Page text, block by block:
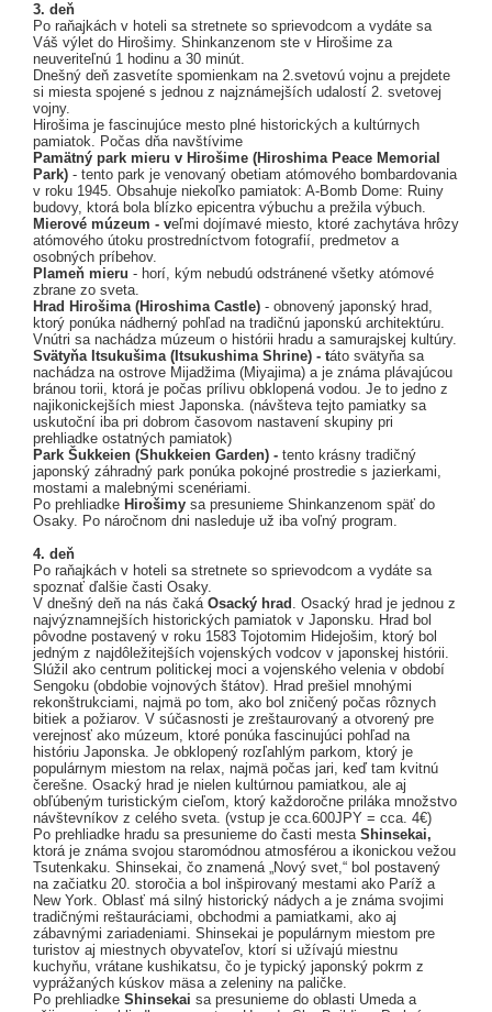
3. deň
Po raňajkách v hoteli sa stretnete so sprievodcom a vydáte sa
Váš výlet do Hirošimy. Shinkanzenom ste v Hirošime za
neuveriteľnú 1 hodinu a 30 minút.
Dnešný deň zasvetíte spomienkam na 2.svetovú vojnu a prejdete
si miesta spojené s jednou z najznámejších udalostí 2. svetovej
vojny.
Hirošima je fascinujúce mesto plné historických a kultúrnych
pamiatok. Počas dňa navštívime
Pamätný park mieru v Hirošime (Hiroshima Peace Memorial
Park) - tento park je venovaný obetiam atómového bombardovania
v roku 1945. Obsahuje niekoľko pamiatok: A-Bomb Dome: Ruiny
budovy, ktorá bola blízko epicentra výbuchu a prežila výbuch.
Mierové múzeum - veľmi dojímavé miesto, ktoré zachytáva hrôzy
atómového útoku prostredníctvom fotografií, predmetov a
osobných príbehov.
Plameň mieru - horí, kým nebudú odstránené všetky atómové
zbrane zo sveta.
Hrad Hirošima (Hiroshima Castle) - obnovený japonský hrad,
ktorý ponúka nádherný pohľad na tradičnú japonskú architektúru.
Vnútri sa nachádza múzeum o histórii hradu a samurajskej kultúry.
Svätyňa Itsukušima (Itsukushima Shrine) - táto svätyňa sa
nachádza na ostrove Mijadžima (Miyajima) a je známa plávajúcou
bránou torii, ktorá je počas prílivu obklopená vodou. Je to jedno z
najikonickejších miest Japonska. (návšteva tejto pamiatky sa
uskutoční iba pri dobrom časovom nastavení skupiny pri
prehliadke ostatných pamiatok)
Park Šukkeien (Shukkeien Garden) - tento krásny tradičný
japonský záhradný park ponúka pokojné prostredie s jazierkami,
mostami a malebnými scenériami.
Po prehliadke Hirošimy sa presunieme Shinkanzenom späť do
Osaky. Po náročnom dni nasleduje už iba voľný program.
4. deň
Po raňajkách v hoteli sa stretnete so sprievodcom a vydáte sa
spoznať ďalšie časti Osaky.
V dnešný deň na nás čaká Osacký hrad . Osacký hrad je jednou z
najvýznamnejších historických pamiatok v Japonsku. Hrad bol
pôvodne postavený v roku 1583 Tojotomim Hidejošim, ktorý bol
jedným z najdôležitejších vojenských vodcov v japonskej histórii.
Slúžil ako centrum politickej moci a vojenského velenia v období
Sengoku (obdobie vojnových štátov). Hrad prešiel mnohými
rekonštrukciami, najmä po tom, ako bol zničený počas rôznych
bitiek a požiarov. V súčasnosti je zreštaurovaný a otvorený pre
verejnosť ako múzeum, ktoré ponúka fascinujúci pohľad na
históriu Japonska. Je obklopený rozľahlým parkom, ktorý je
populárnym miestom na relax, najmä počas jari, keď tam kvitnú
čerešne. Osacký hrad je nielen kultúrnou pamiatkou, ale aj
obľúbeným turistickým cieľom, ktorý každoročne priláka množstvo
návštevníkov z celého sveta. (vstup je cca.600JPY = cca. 4€)
Po prehliadke hradu sa presunieme do časti mesta Shinsekai,
ktorá je známa svojou staromódnou atmosférou a ikonickou vežou
Tsutenkaku. Shinsekai, čo znamená „Nový svet,“ bol postavený
na začiatku 20. storočia a bol inšpirovaný mestami ako Paríž a
New York. Oblasť má silný historický nádych a je známa svojimi
tradičnými reštauráciami, obchodmi a pamiatkami, ako aj
zábavnými zariadeniami. Shinsekai je populárnym miestom pre
turistov aj miestnych obyvateľov, ktorí si užívajú miestnu
kuchyňu, vrátane kushikatsu, čo je typický japonský pokrm z
vyprážaných kúskov mäsa a zeleniny na paličke.
Po prehliadke Shinsekai sa presunieme do oblasti Umeda a